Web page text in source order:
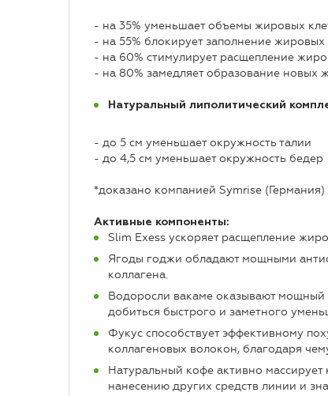
- на 35% уменьшает объемы жировых
- на 55% блокирует заполнение
- на 60% стимулирует расщепление
- на 80% замедляет образование новых
Натуральный липолитический
- до 5 см уменьшает окружность талии
- до 4,5 см уменьшает окружность бедер
*доказано компанией Symrise
Активные компоненты:
Slim Exess ускоряет расщепление
Ягоды годжи обладают мощными
коллагена.
Водоросли вакаме оказывают мощный
добиться быстрого и заметного
Фукус способствует эффективному
коллагеновых волокон, благодаря
Натуральный кофе активно массирует
нанесению других средств линии и